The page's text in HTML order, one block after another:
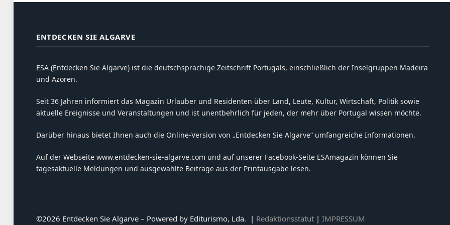
ENTDECKEN SIE ALGARVE
ESA (Entdecken Sie Algarve) ist die deutschsprachige Zeitschrift Portugals, einschließlich der Inselgruppen Madeira
und Azoren.
Seit 36 Jahren informiert das Magazin Urlauber und Residenten über Land, Leute, Kultur, Wirtschaft, Politik sowie
aktuelle Ereignisse und Veranstaltungen und ist unentbehrlich für jeden, der mehr über Portugal wissen möchte.
Darüber hinaus bietet Ihnen auch die Online-Version von „Entdecken Sie Algarve“ umfangreiche Informationen.
Auf der Webseite www.entdecken-sie-algarve.com und auf unserer Facebook-Seite ESAmagazin können Sie
tagesaktuelle Meldungen und ausgewählte Beiträge aus der Printausgabe lesen.
©2026 Entdecken Sie Algarve – Powered by Editurismo, Lda. | Redaktionsstatut | IMPRESSUM